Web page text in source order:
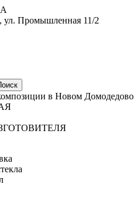
ул. Промышленная 11/2
в Новом Домодедово